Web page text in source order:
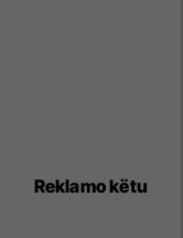
Reklamo këtu